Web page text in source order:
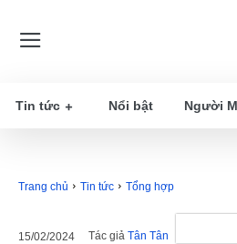
Tin tức Nổi bật Người
Trang chủ Tin tức Tổng hợp
15/02/2024 Tác giả Tân Tân